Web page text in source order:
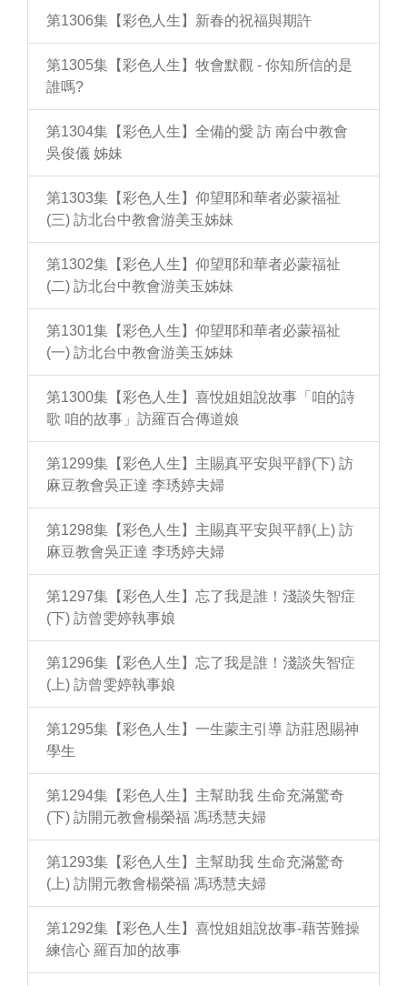
第1306集【彩色人生】新春的祝福與期許
第1305集【彩色人生】牧會默觀 - 你知所信的是
誰嗎?
第1304集【彩色人生】全備的愛 訪 南台中教會
吳俊儀 姊妹
第1303集【彩色人生】仰望耶和華者必蒙福祉
(三) 訪北台中教會游美玉姊妹
第1302集【彩色人生】仰望耶和華者必蒙福祉
(二) 訪北台中教會游美玉姊妹
第1301集【彩色人生】仰望耶和華者必蒙福祉
(一) 訪北台中教會游美玉姊妹
第1300集【彩色人生】喜悅姐姐說故事「咱的詩
歌 咱的故事」訪羅百合傳道娘
第1299集【彩色人生】主賜真平安與平靜(下) 訪
麻豆教會吳正達 李琇婷夫婦
第1298集【彩色人生】主賜真平安與平靜(上) 訪
麻豆教會吳正達 李琇婷夫婦
第1297集【彩色人生】忘了我是誰！淺談失智症
(下) 訪曾雯婷執事娘
第1296集【彩色人生】忘了我是誰！淺談失智症
(上) 訪曾雯婷執事娘
第1295集【彩色人生】一生蒙主引導 訪莊恩賜神
學生
第1294集【彩色人生】主幫助我 生命充滿驚奇
(下) 訪開元教會楊榮福 馮琇慧夫婦
第1293集【彩色人生】主幫助我 生命充滿驚奇
(上) 訪開元教會楊榮福 馮琇慧夫婦
第1292集【彩色人生】喜悅姐姐說故事-藉苦難操
練信心 羅百加的故事